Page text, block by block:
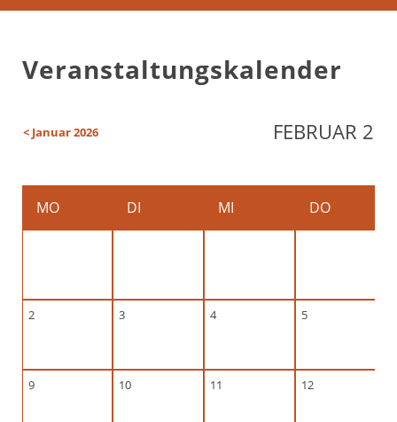
Veranstaltungskalender
< Januar 2026 FEBRUAR
MO DI MI DO
2 3 4 5
9 10 11 12